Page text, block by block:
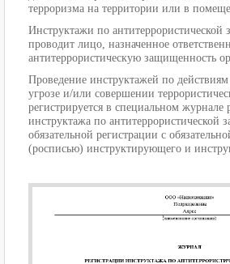
терроризма на территории или в
Инструктажи по антитеррористической
проводит лицо, назначенное
антитеррористическую защищенность
Проведение инструктажей по
угрозе и/или совершении
регистрируется в специальном журнале
инструктажа по антитеррористической
обязательной регистрации с
(росписью) инструктирующего и